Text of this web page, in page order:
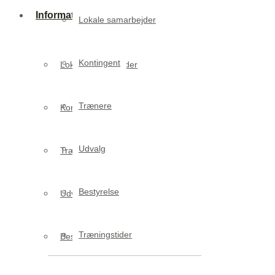
Lokale samarbejder
Kontingent
Trænere
Udvalg
Bestyrelse
Træningstider
Informationer
Lokale samarbejder
Kontingent
Trænere
Udvalg
Bestyrelse